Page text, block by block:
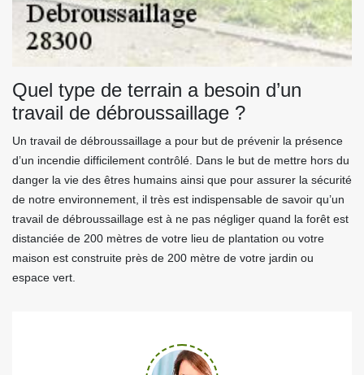
Quel type de terrain a besoin d’un
travail de débroussaillage ?
Un travail de débroussaillage a pour but de prévenir la présence
d’un incendie difficilement contrôlé. Dans le but de mettre hors du
danger la vie des êtres humains ainsi que pour assurer la sécurité
de notre environnement, il très est indispensable de savoir qu’un
travail de débroussaillage est à ne pas négliger quand la forêt est
distanciée de 200 mètres de votre lieu de plantation ou votre
maison est construite près de 200 mètre de votre jardin ou
espace vert.